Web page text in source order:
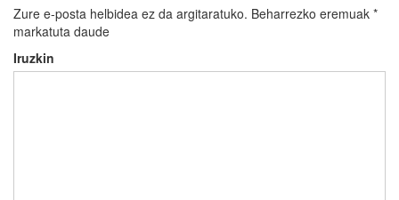
Zure e-posta helbidea ez da argitaratuko. Beharrezko eremuak *
markatuta daude
Iruzkin